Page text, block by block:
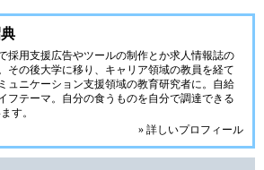
採用支援広告やツールの制作とか求人情報誌の
その後大学に移り、キャリア領域の教員を経て
ュニケーション支援領域の教育研究者に。自給
フテーマ。自分の食うものを自分で調達できる
す。
» 詳しいプロフィール